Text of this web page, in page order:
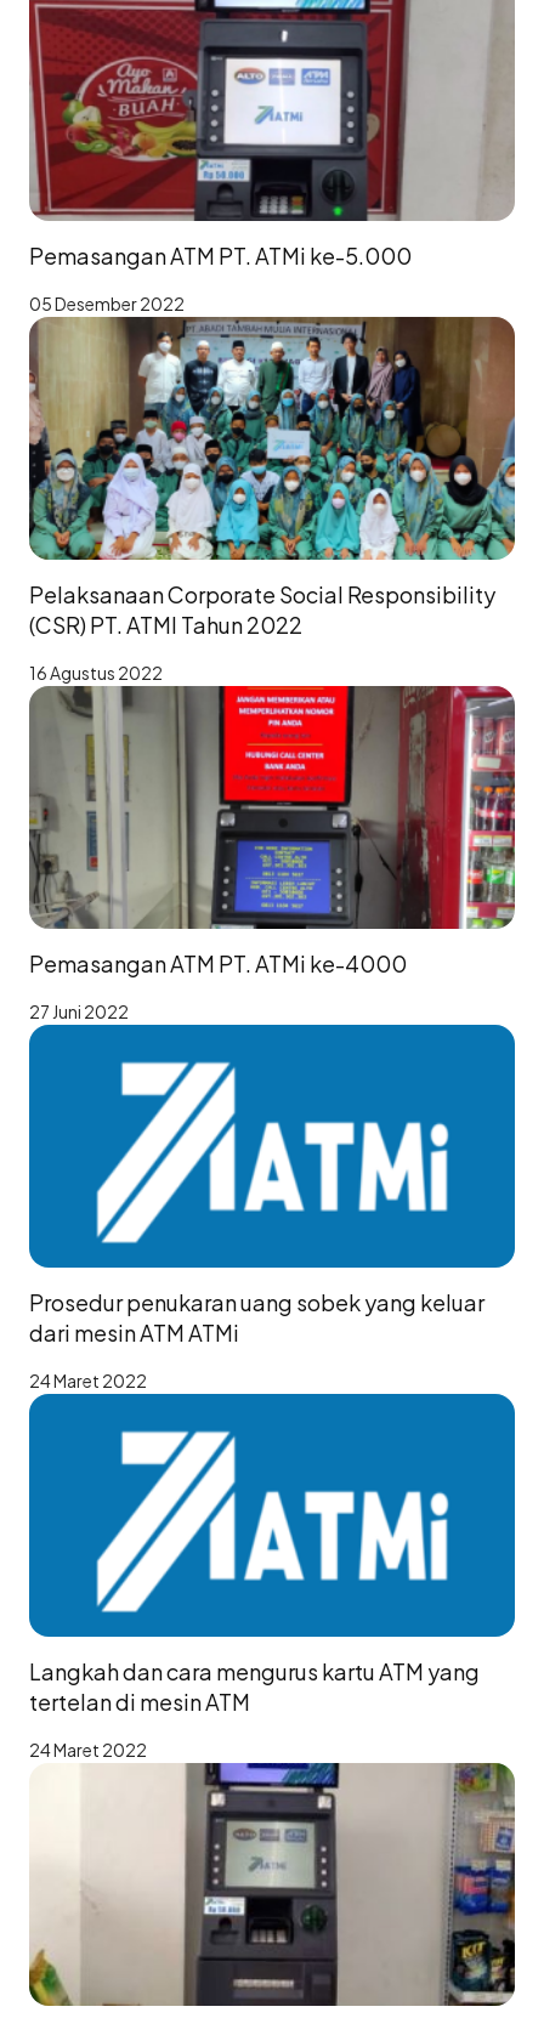
Pemasangan ATM PT. ATMi ke-5.000
05 Desember 2022
Pelaksanaan Corporate Social Responsibility
(CSR) PT. ATMI Tahun 2022
16 Agustus 2022
Pemasangan ATM PT. ATMi ke-4000
27 Juni 2022
Prosedur penukaran uang sobek yang keluar
dari mesin ATM ATMi
24 Maret 2022
Langkah dan cara mengurus kartu ATM yang
tertelan di mesin ATM
24 Maret 2022